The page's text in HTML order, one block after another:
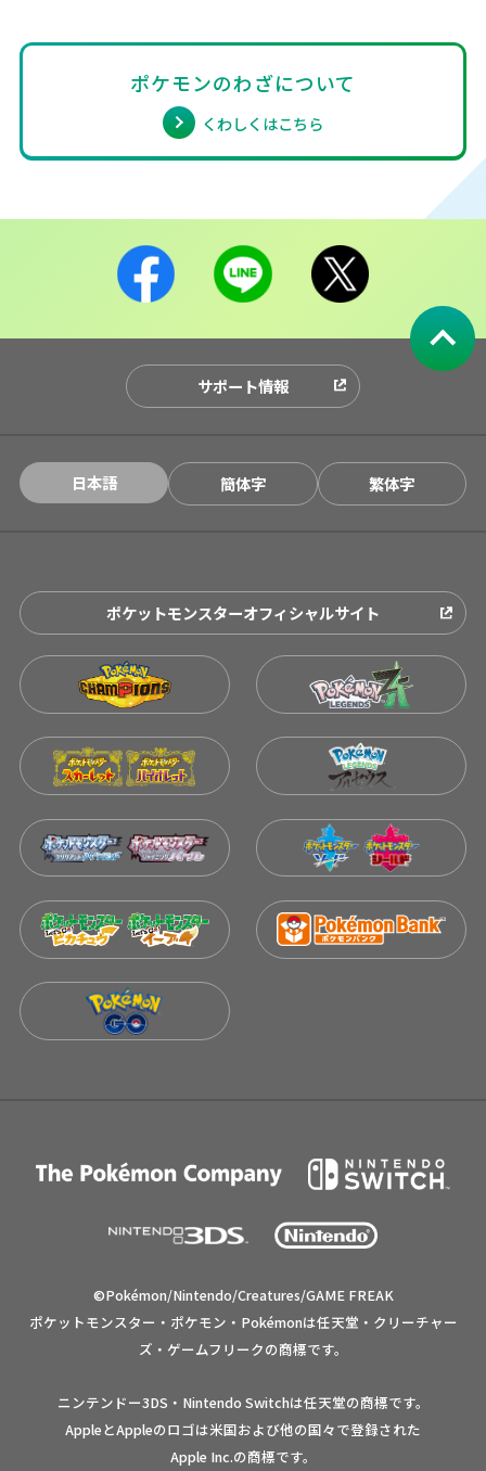
ポケモンのわざについて
くわしくはこちら
サポート情報
日本語 簡体字 繁体字
ポケットモンスターオフィシャルサイト
©Pokémon/Nintendo/Creatures/GAME FREAK
ポケットモンスター・ポケモン・Pokémonは任天堂・クリーチャー
ズ・ゲームフリークの商標です。
ニンテンドー3DS・Nintendo Switchは任天堂の商標です。
AppleとAppleのロゴは米国および他の国々で登録された
Apple Inc.の商標です。